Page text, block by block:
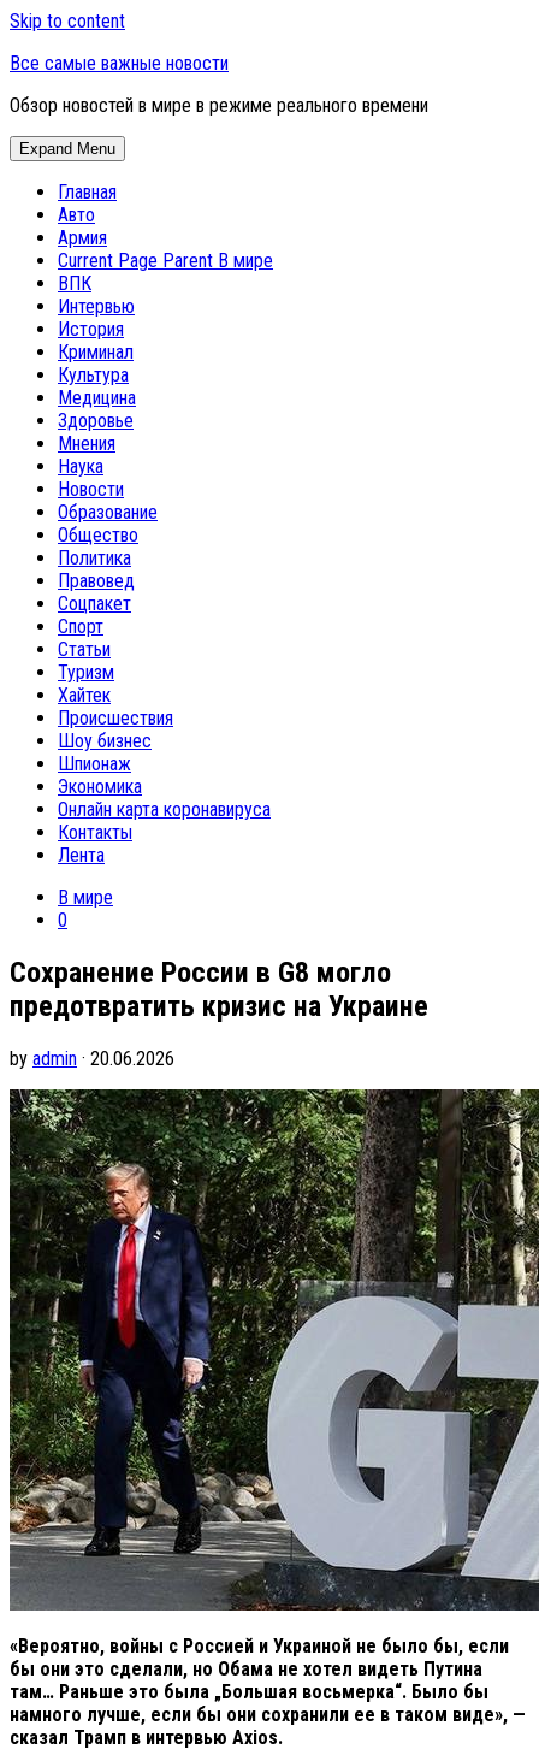
Skip to content
Все самые важные новости
Обзор новостей в мире в режиме реального времени
Expand Menu
Главная
Авто
Армия
Current Page Parent В мире
ВПК
Интервью
История
Криминал
Культура
Медицина
Здоровье
Мнения
Наука
Новости
Образование
Общество
Политика
Правовед
Соцпакет
Спорт
Статьи
Туризм
Хайтек
Происшествия
Шоу бизнес
Шпионаж
Экономика
Онлайн карта коронавируса
Контакты
Лента
В мире
0
Сохранение России в G8 могло
предотвратить кризис на Украине
by admin · 20.06.2026
«Вероятно, войны с Россией и Украиной не было бы, если
бы они это сделали, но Обама не хотел видеть Путина
там… Раньше это была „Большая восьмерка“. Было бы
намного лучше, если бы они сохранили ее в таком виде», —
сказал Трамп в интервью Axios.